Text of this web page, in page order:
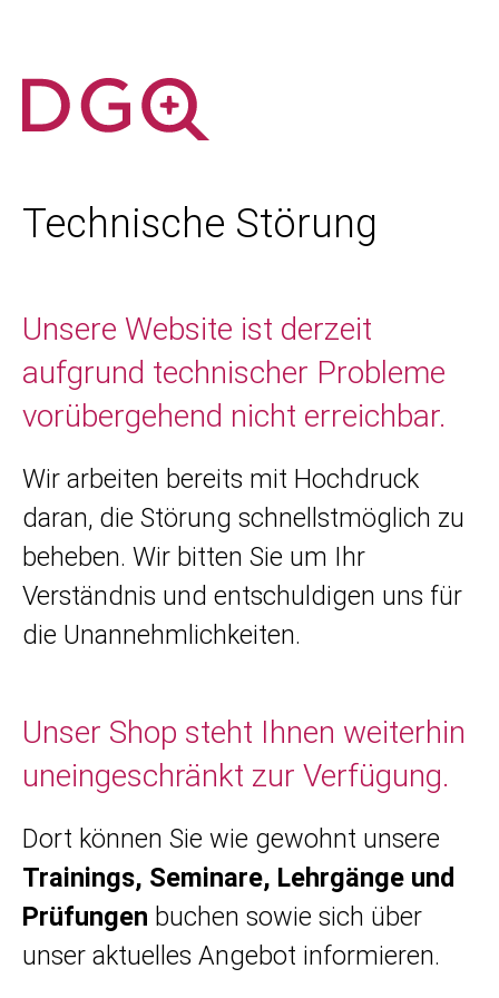
Technische Störung
Unsere Website ist derzeit
aufgrund technischer Probleme
vorübergehend nicht erreichbar.
Wir arbeiten bereits mit Hochdruck
daran, die Störung schnellstmöglich zu
beheben. Wir bitten Sie um Ihr
Verständnis und entschuldigen uns für
die Unannehmlichkeiten.
Unser Shop steht Ihnen weiterhin
uneingeschränkt zur Verfügung.
Dort können Sie wie gewohnt unsere
Trainings, Seminare, Lehrgänge und
Prüfungen buchen sowie sich über
unser aktuelles Angebot informieren.